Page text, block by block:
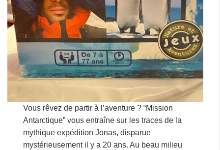
Vous rêvez de partir à l’aventure ? “Mission
Antarctique” vous entraîne sur les traces de la
mythique expédition Jonas, disparue
mystérieusement il y a 20 ans. Au beau milieu